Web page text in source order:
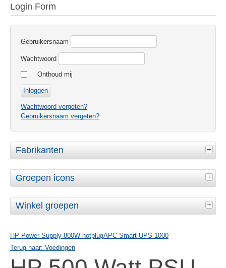
Login Form
Gebruikersnaam
Wachtwoord
Onthoud mij
Wachtwoord vergeten?
Gebruikersnaam vergeten?
Fabrikanten
Groepen icons
Winkel groepen
HP Power Supply 800W hotplugAPC Smart UPS 1000
Terug naar: Voedingen